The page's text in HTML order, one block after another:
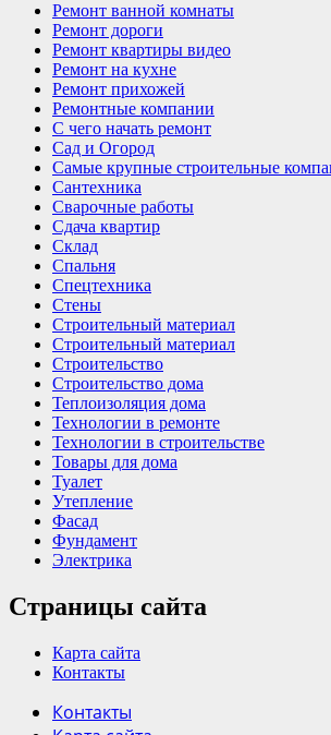
Ремонт ванной комнаты
Ремонт дороги
Ремонт квартиры видео
Ремонт на кухне
Ремонт прихожей
Ремонтные компании
С чего начать ремонт
Сад и Огород
Самые крупные строительные
Сантехника
Сварочные работы
Сдача квартир
Склад
Спальня
Спецтехника
Стены
Строительный материал
Строительный материал
Строительство
Строительство дома
Теплоизоляция дома
Технологии в ремонте
Технологии в строительстве
Товары для дома
Туалет
Утепление
Фасад
Фундамент
Электрика
Страницы сайта
Карта сайта
Контакты
Контакты